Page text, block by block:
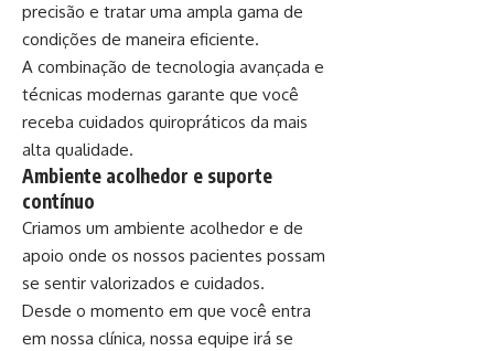
precisão e tratar uma ampla gama de
condições de maneira eficiente.
A combinação de tecnologia avançada e
técnicas modernas garante que você
receba cuidados quiropráticos da mais
alta qualidade.
Ambiente acolhedor e suporte
contínuo
Criamos um ambiente acolhedor e de
apoio onde os nossos pacientes possam
se sentir valorizados e cuidados.
Desde o momento em que você entra
em nossa clínica, nossa equipe irá se